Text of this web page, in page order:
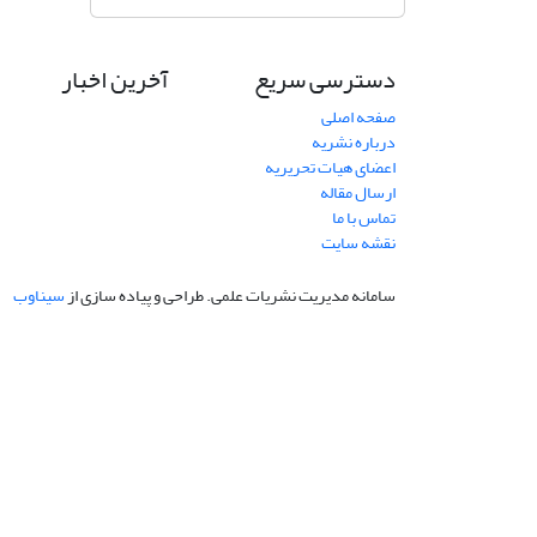
دسترسی سریع
صفحه اصلی
درباره نشریه
اعضای هیات تحریریه
ارسال مقاله
تماس با ما
نقشه سایت
آخرین اخبار
سامانه مدیریت نشریات علمی.طراحی و پیاده سازی ازسیناوب